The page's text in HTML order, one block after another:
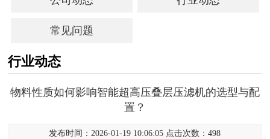
常见问题
行业动态
物料性质如何影响智能超高压叠层压滤机的选型与配
置？
发布时间：2026-01-19 10:06:05 点击次数：498